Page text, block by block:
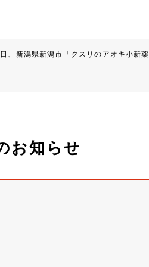
、新潟県新潟市「クスリのアオキ小新
お知らせ